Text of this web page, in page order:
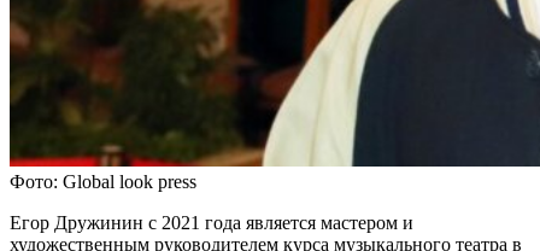
Фото: Global look press
Егор Дружинин с 2021 года является мастером и
художественным руководителем курса музыкального театра в